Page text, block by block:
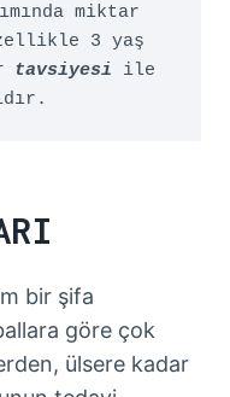
miktar
3 yaş
tavsiyesi ile
bir şifa
göre çok
ülsere kadar